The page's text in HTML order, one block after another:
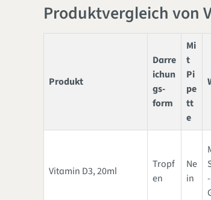
Produktvergleich von
Produkt
Darre
ichun
gs-
form
Mi
t
Pi
pe
tt
e
Vitamin D3, 20ml
Tropf
en
Ne
in